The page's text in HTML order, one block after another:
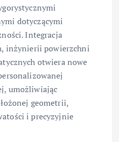
dotyczącymi
Integracja
inżynierii powierzchni
otwiera nowe
umożliwiając
geometrii,
i precyzyjnie